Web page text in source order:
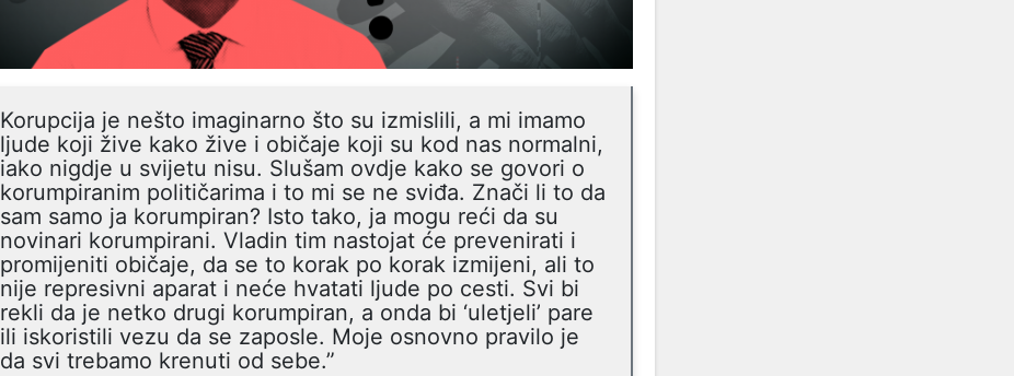
Korupcija je nešto imaginarno što su izmislili, a mi imamo
ljude koji žive kako žive i običaje koji su kod nas normalni,
iako nigdje u svijetu nisu. Slušam ovdje kako se govori o
korumpiranim političarima i to mi se ne sviđa. Znači li to da
sam samo ja korumpiran? Isto tako, ja mogu reći da su
novinari korumpirani. Vladin tim nastojat će prevenirati i
promijeniti običaje, da se to korak po korak izmijeni, ali to
nije represivni aparat i neće hvatati ljude po cesti. Svi bi
rekli da je netko drugi korumpiran, a onda bi ‘uletjeli’ pare
ili iskoristili vezu da se zaposle. Moje osnovno pravilo je
da svi trebamo krenuti od sebe.”